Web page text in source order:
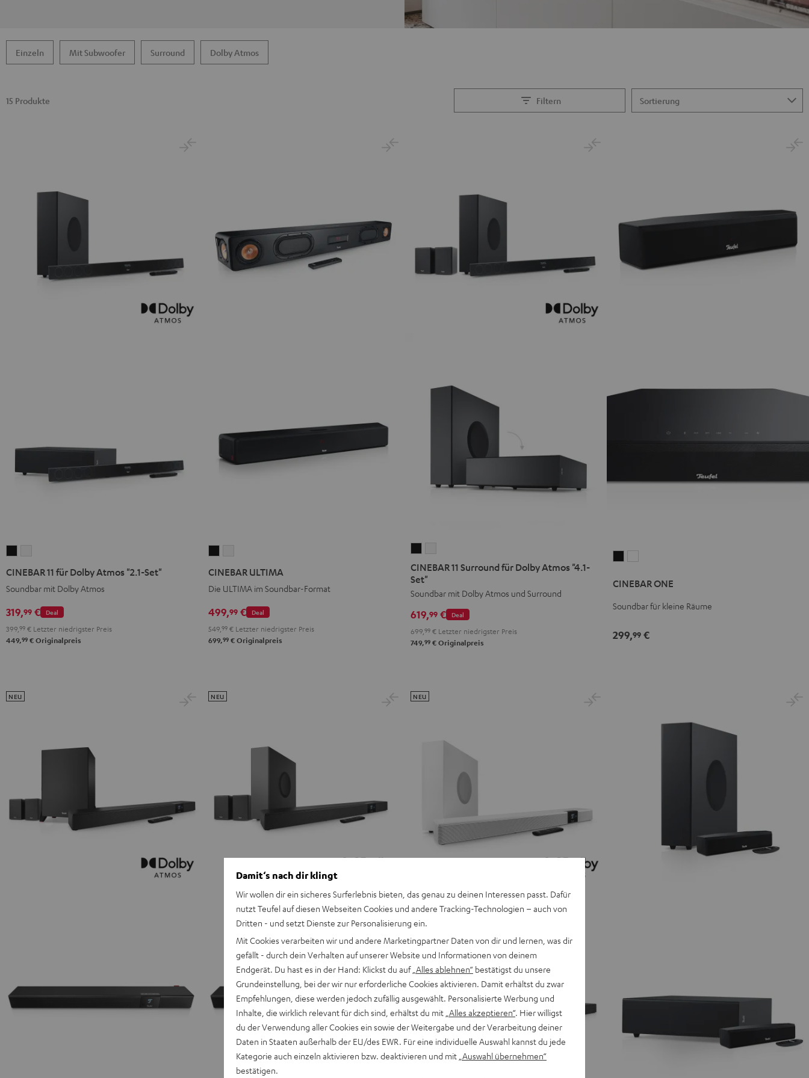
Einzeln Mit Subwoofer Surround Dolby Atmos
Filtern
15 Produkte
Dolby
Atmos
Set"
Dolby
Atmos
Set"
CINEBAR 11 für Dolby Atmos "2.1-Set"
Soundbar mit Dolby Atmos
Deal
319,99 €
399, 99 € Letzter niedrigster Preis
449,99 € Originalpreis
CINEBAR ULTIMA
Die ULTIMA im Soundbar-Format
Deal
499,99 €
549, 99 € Letzter niedrigster Preis
699,99 € Originalpreis
11
Surround
für
Atmos
"4.1-
11
für
Dolby
Atmos
"4.1-
Set"
CINEBAR 11 Surround für Dolby Atmos "4.1-
Set"
Soundbar mit Dolby Atmos und Surround
Deal
619,99 €
699, 99 € Letzter niedrigster Preis
749,99 € Originalpreis
BlackWhite
CINEBAR ONE
Soundbar für kleine Räume
299,99 €
NEU NEU NEU
Damit‘s nach dir klingt
Wir wollen dir ein sicheres Surferlebnis bieten, das genau zu deinen Interessen passt. Dafür
nutzt Teufel auf diesen Webseiten Cookies und andere Tracking-Technologien – auch von
Dritten - und setzt Dienste zur Personalisierung ein.
Mit Cookies verarbeiten wir und andere Marketingpartner Daten von dir und lernen, was dir
gefällt - durch dein Verhalten auf unserer Website und Informationen von deinem
Endgerät. Du hast es in der Hand: Klickst du auf „Alles ablehnen“ bestätigst du unsere
Grundeinstellung, bei der wir nur erforderliche Cookies aktivieren. Damit erhältst du zwar
Empfehlungen, diese werden jedoch zufällig ausgewählt. Personalisierte Werbung und
Inhalte, die wirklich relevant für dich sind, erhältst du mit „Alles akzeptieren“. Hier willigst
du der Verwendung aller Cookies ein sowie der Weitergabe und der Verarbeitung deiner
Daten in Staaten außerhalb der EU/des EWR. Für eine individuelle Auswahl kannst du jede
Kategorie auch einzeln aktivieren bzw. deaktivieren und mit „Auswahl übernehmen“
bestätigen.